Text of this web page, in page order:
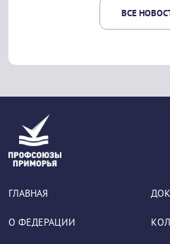
ВСЕ
ГЛАВНАЯ
О ФЕДЕРАЦИИ